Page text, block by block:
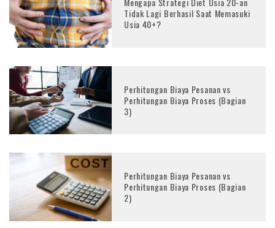
Tidak Lagi Berhasil Saat Memasuki
Usia 40+?
Perhitungan Biaya Pesanan vs
Perhitungan Biaya Proses (Bagian
3)
Perhitungan Biaya Pesanan vs
Perhitungan Biaya Proses (Bagian
2)